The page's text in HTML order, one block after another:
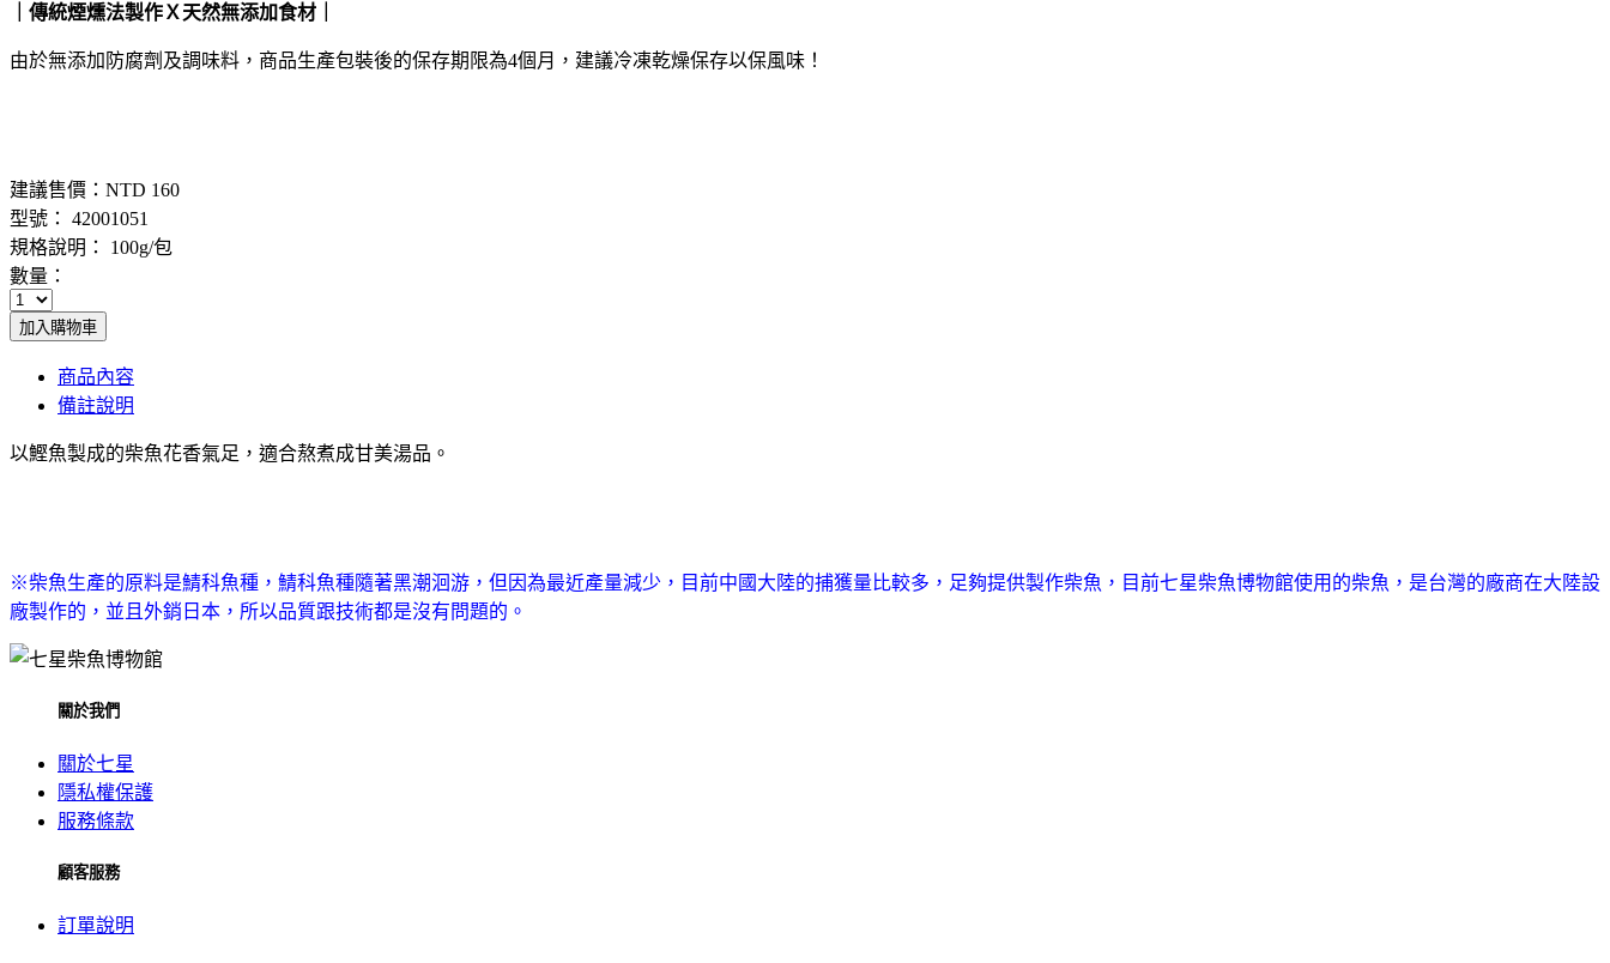
｜傳統煙燻法製作Ｘ天然無添加食材｜
由於無添加防腐劑及調味料，商品生產包裝後的保存期限為4個月，建議冷凍乾燥保存以保風味！
建議售價： NTD 160
型號： 42001051
規格說明： 100g/包
數量：
加入購物車
商品內容
備註說明
以鰹魚製成的柴魚花香氣足，適合熬煮成甘美湯品。
※柴魚生產的原料是鯖科魚種，鯖科魚種隨著黑潮洄游，但因為最近產量減少，目前中國大陸的捕獲量比較多，足夠提供製作柴魚，目前七星柴魚博物館使用的柴魚，是台灣的廠商在大陸設
廠製作的，並且外銷日本，所以品質跟技術都是沒有問題的。
關於我們
關於七星
隱私權保護
服務條款
顧客服務
訂單說明